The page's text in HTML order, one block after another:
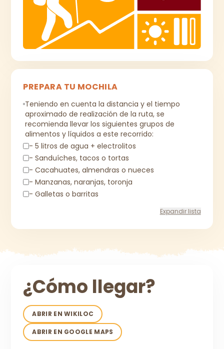
PREPARA TU MOCHILA
Teniendo en cuenta la distancia y el tiempo
aproximado de realización de la ruta, se
recomienda llevar los siguientes grupos de
alimentos y líquidos a este recorrido:
- 5 litros de agua + electrolitos
- Sanduíches, tacos o tortas
- Cacahuates, almendras o nueces
- Manzanas, naranjas, toronja
- Galletas o barritas
Expandir lista
¿Cómo llegar?
ABRIR EN WIKILOC
ABRIR EN GOOGLE MAPS